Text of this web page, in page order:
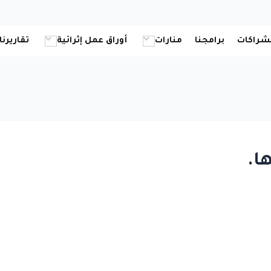
برامجنا منارات أوراق عمل إثرائية تقاريرنا